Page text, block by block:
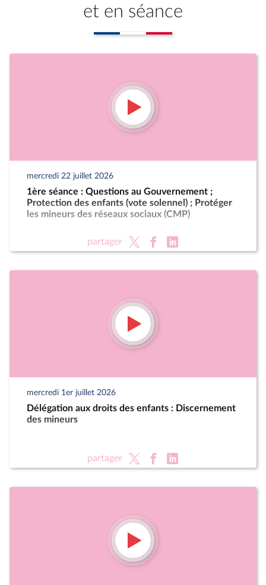
et en séance
mercredi 22 juillet 2026
1ère séance : Questions au Gouvernement ;
Protection des enfants (vote solennel) ; Protéger
les mineurs des réseaux sociaux (CMP)
partager
mercredi 1er juillet 2026
Délégation aux droits des enfants : Discernement
des mineurs
partager